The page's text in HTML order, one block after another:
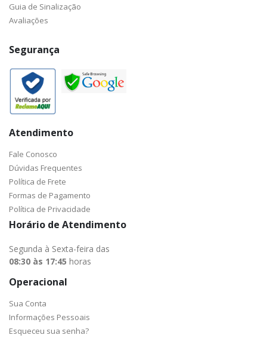
Guia de Sinalização
Avaliações
Segurança
Atendimento
Fale Conosco
Dúvidas Frequentes
Política de Frete
Formas de Pagamento
Política de Privacidade
Horário de Atendimento
Segunda à Sexta-feira das
08:30 às 17:45 horas
Operacional
Sua Conta
Informações Pessoais
Esqueceu sua senha?